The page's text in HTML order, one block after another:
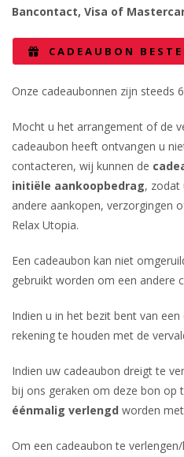
Bancontact, Visa of
CADEAUBON
Onze cadeaubonnen zijn steeds
Mocht u het arrangement of de
cadeaubon heeft ontvangen u
contacteren, wij kunnen de
initiële aankoopbedrag, zodat
andere aankopen, verzorgingen
Relax Utopia.
Een cadeaubon kan niet
gebruikt worden om een andere
Indien u in het bezit bent van
rekening te houden met de
Indien uw cadeaubon dreigt te
bij ons geraken om deze bon op
éénmalig verlengd worden
Om een cadeaubon te